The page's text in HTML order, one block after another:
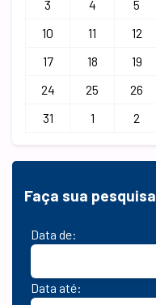
3
4 5
10
11 12
17
18 19
24
25 26
31
1 2
Faça sua pesquisa
Data de:
Data até: